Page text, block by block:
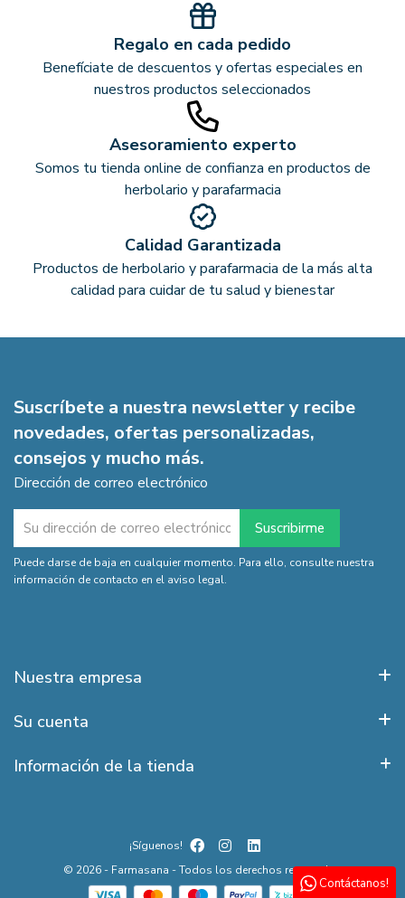
Regalo en cada pedido
Benefíciate de descuentos y ofertas especiales en
nuestros productos seleccionados
Asesoramiento experto
Somos tu tienda online de confianza en productos de
herbolario y parafarmacia
Calidad Garantizada
Productos de herbolario y parafarmacia de la más alta
calidad para cuidar de tu salud y bienestar
Suscríbete a nuestra newsletter y recibe
novedades, ofertas personalizadas,
consejos y mucho más.
Dirección de correo electrónico
Puede darse de baja en cualquier momento. Para ello, consulte nuestra
información de contacto en el aviso legal.
Nuestra empresa
Su cuenta
Información de la tienda
© 2026 - Farmasana - Todos los derechos reservados
¡Síguenos!
Contáctanos!